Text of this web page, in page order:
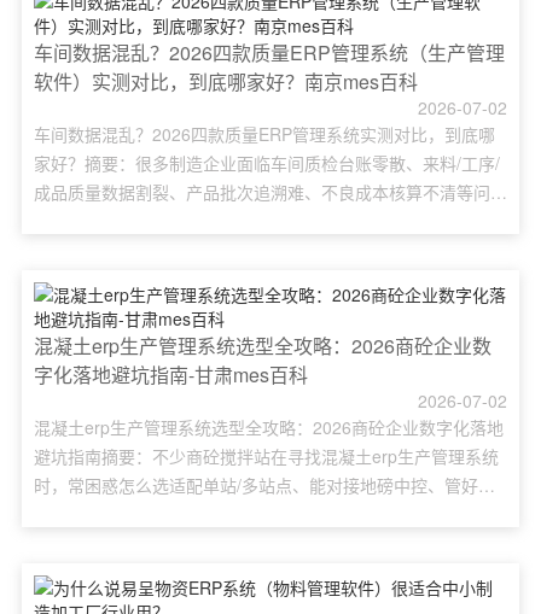
比易呈ERP、用友、金蝶、米壹云erp主流方案，讲解部署落
地......
车间数据混乱？2026四款质量ERP管理系统（生产管理
软件）实测对比，到底哪家好？南京mes百科
2026-07-02
车间数据混乱？2026四款质量ERP管理系统实测对比，到底哪
家好？摘要：很多制造企业面临车间质检台账零散、来料/工序/
成品质量数据割裂、产品批次追溯难、不良成本核算不清等问
异。本文结合2026实测落地数据，拆解四款主流质量ERP管理
系统优缺点、落地案例，从功能、价格、实施周期、适......
混凝土erp生产管理系统选型全攻略：2026商砼企业数
字化落地避坑指南-甘肃mes百科
2026-07-02
混凝土erp生产管理系统选型全攻略：2026商砼企业数字化落地
避坑指南摘要：不少商砼搅拌站在寻找混凝土erp生产管理系统
时，常困惑怎么选适配单站/多站点、能对接地磅中控、管好配
选型难点、信息化误区、标准化选型流程、需求梳理方法、容易
忽略的选型细节，横向对比易呈ERP、用友、金蝶等主流混